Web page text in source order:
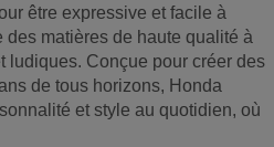
être expressive et facile à
matières de haute qualité à
ludiques. Conçue pour créer des
de tous horizons, Honda
et style au quotidien, où